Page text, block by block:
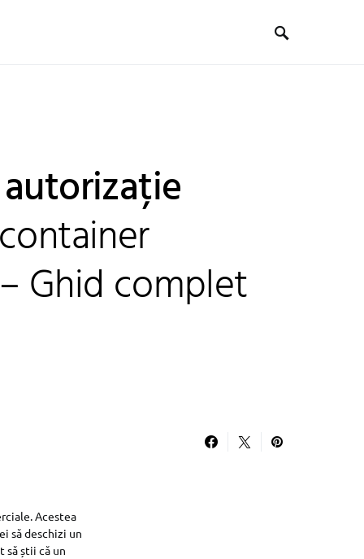
Ghid complet
Acestea
să deschizi un
să știi că un